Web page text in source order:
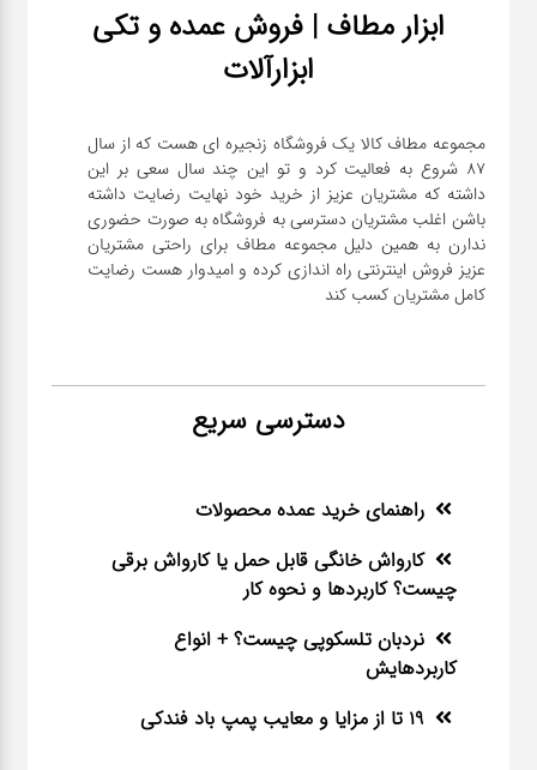
ابزار مطاف | فروش عمده و تکی
ابزارآلات
مجموعه مطاف کالا یک فروشگاه زنجیره ای هست که از سال
۸۷ شروع به فعالیت کرد و تو این چند سال سعی بر این
داشته که مشتریان عزیز از خرید خود نهایت رضایت داشته
باشن اغلب مشتریان دسترسی به فروشگاه به صورت حضوری
ندارن به همین دلیل مجموعه مطاف برای راحتی مشتریان
عزیز فروش اینترنتی راه اندازی کرده و امیدوار هست رضایت
کامل مشتریان کسب کند
دسترسی سریع
راهنمای خرید عمده محصولات
کارواش خانگی قابل حمل یا کارواش برقی
چیست؟ کاربردها و نحوه کار
نردبان تلسکوپی چیست؟ + انواع
کاربردهایش
19 تا از مزایا و معایب پمپ باد فندکی